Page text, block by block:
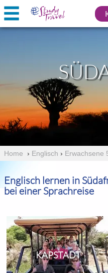
Home › Englisch › Erwachsene
Englisch lernen in
bei einer Sprachreise
KAPSTADT